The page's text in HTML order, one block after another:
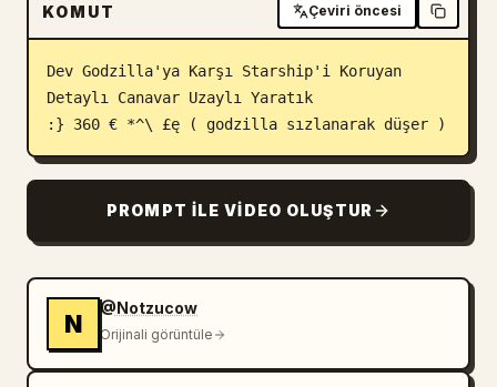
KOMUT Çeviri öncesi
Dev Godzilla'ya Karşı Starship'i Koruyan
Detaylı Canavar Uzaylı Yaratık
:} 360 € *^\ £ę ( godzilla sızlanarak düşer )
PROMPT ILE VIDEO OLUŞTUR
N
@Notzucow
Orijinali görüntüle